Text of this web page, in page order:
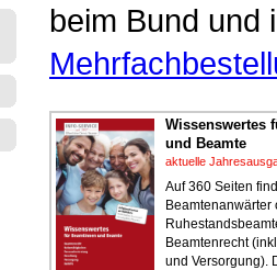
beim Bund und
Wissenswertes
und Beamte
aktuelle
Auf 360 Seiten
Beamtenanwärter
Beamtenrecht
und Versorgung).